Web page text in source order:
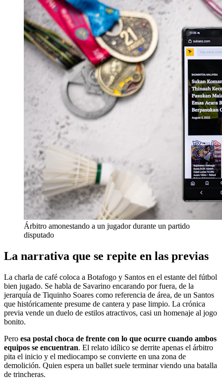
Árbitro amonestando a un jugador durante un partido
disputado
La narrativa que se repite en las previas
La charla de café coloca a Botafogo y Santos en el estante del fútbol
bien jugado. Se habla de Savarino encarando por fuera, de la
jerarquía de Tiquinho Soares como referencia de área, de un Santos
que históricamente presume de cantera y pase limpio. La crónica
previa vende un duelo de estilos atractivos, casi un homenaje al jogo
bonito.
Pero esa postal choca de frente con lo que ocurre cuando ambos
equipos se encuentran. El relato idílico se derrite apenas el árbitro
pita el inicio y el mediocampo se convierte en una zona de
demolición. Quien espera un ballet suele terminar viendo una batalla
de trincheras.